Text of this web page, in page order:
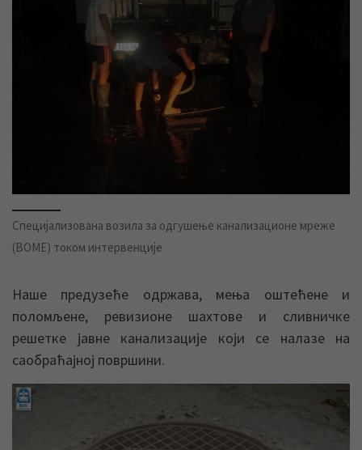
Специјализована возила за одгушење канализационе мреже
(ВОМЕ) током интервенције
Наше предузеће одржава, мења оштећене и
поломљене, ревизионе шахтове и сливничке
решетке јавне канализације који се налазе на
саобраћајној површини.